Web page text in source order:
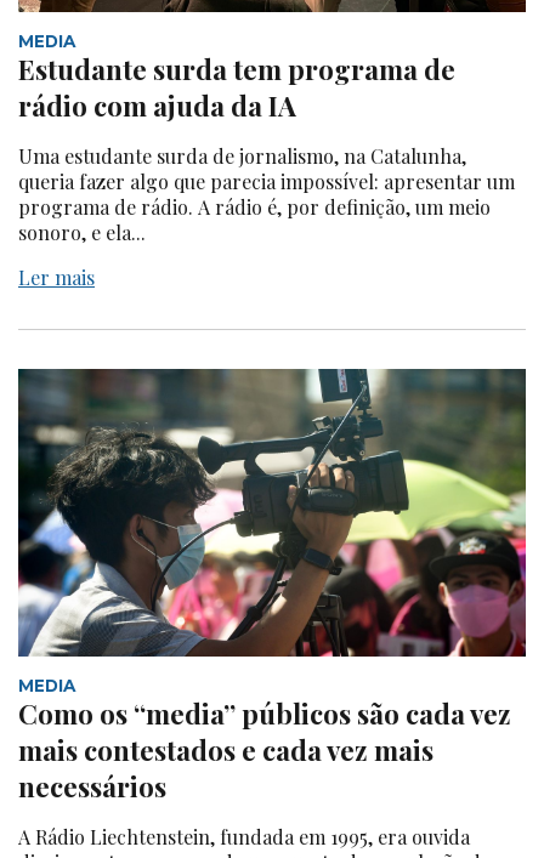
MEDIA
Estudante surda tem programa de
rádio com ajuda da IA
Uma estudante surda de jornalismo, na Catalunha,
queria fazer algo que parecia impossível: apresentar um
programa de rádio. A rádio é, por definição, um meio
sonoro, e ela...
Ler mais
MEDIA
Como os “media” públicos são cada vez
mais contestados e cada vez mais
necessários
A Rádio Liechtenstein, fundada em 1995, era ouvida